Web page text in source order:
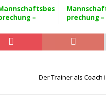
–
prechung –
Der Trainer als